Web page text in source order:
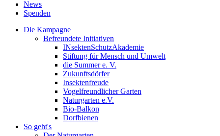
News
Spenden
Die Kampagne
Befreundete Initiativen
INsektenSchutzAkademie
Stiftung für Mensch und Umwelt
die Summer e. V.
Zukunftsdörfer
Insektenfreude
Vogelfreundlicher Garten
Naturgarten e.V.
Bio-Balkon
Dorfbienen
So geht's